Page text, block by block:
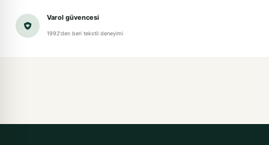
Varol güvencesi
1992'den beri tekstil deneyimi